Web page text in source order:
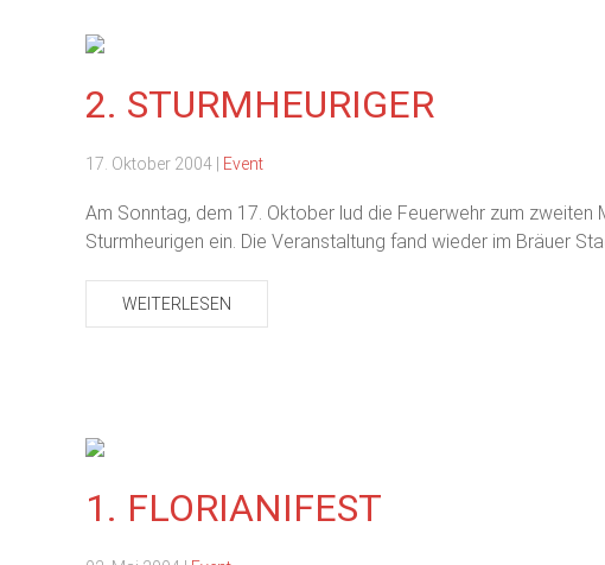
2. STURMHEURIGER
17. Oktober 2004 Event
Am Sonntag, dem 17. Oktober lud die Feuerwehr zum zweiten
Sturmheurigen ein. Die Veranstaltung fand wieder im Bräuer
WEITERLESEN
1. FLORIANIFEST